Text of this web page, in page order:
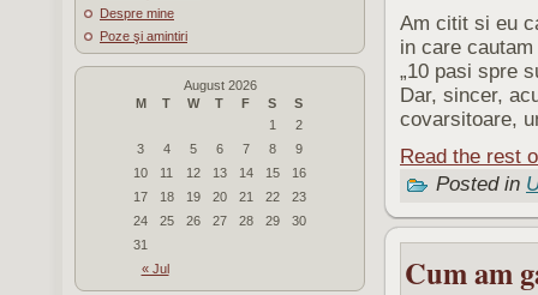
Despre mine
Poze şi amintiri
August 2026
M
T W T F S S
« Jul
1
2
3
4 5 6 7 8
9
10
11 12 13 14 15
16
17
18 19 20 21 22
23
24
25 26 27 28 29
30
31
Am citit si eu
in care
„10 pasi spre
Dar, sincer,
covarsitoare,
Read the rest
Posted in
Cum am